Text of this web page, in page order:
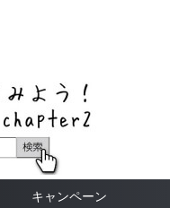
キャンペーン